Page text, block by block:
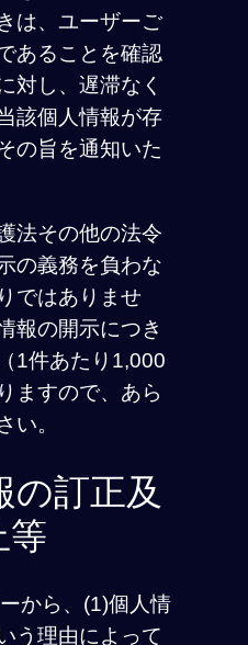
は、ユーザーご
あることを確認
対し、遅滞なく
該個人情報が存
の旨を通知いた
法その他の法令
の義務を負わな
ではありませ
報の開示につき
1件あたり1,000
ますので、あら
い。
の訂正及
から、(1)個人情
う理由によって